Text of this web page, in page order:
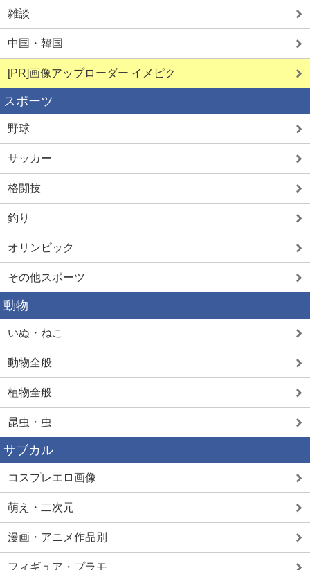
雑談
中国・韓国
[PR]画像アップローダー イメピク
スポーツ
野球
サッカー
格闘技
釣り
オリンピック
その他スポーツ
動物
いぬ・ねこ
動物全般
植物全般
昆虫・虫
サブカル
コスプレエロ画像
萌え・二次元
漫画・アニメ作品別
フィギュア・プラモ